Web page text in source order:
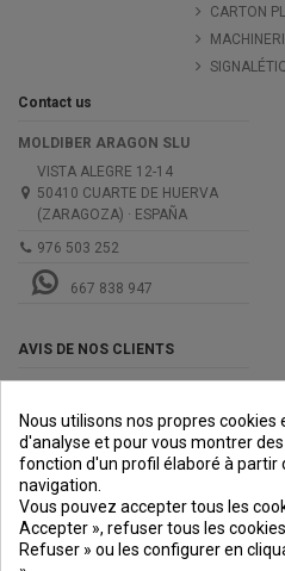
CARTON
Contact us
MOLDIBER ARAGON SLU
VISTA ALEGRE 12-14
50410 CUARTE DE HUERVA
(ZARAGOZA) · ESPAÑA
976 503 252
667 838 947
AVIS DE NOS CLIENTS
PREMIOS
DE PAGO
Nous utilisons nos propres cookies
d'analyse et pour vous montrer
fonction d'un profil élaboré à partir
navigation.
Vous pouvez accepter tous les
Accepter », refuser tous les
Refuser » ou les configurer en